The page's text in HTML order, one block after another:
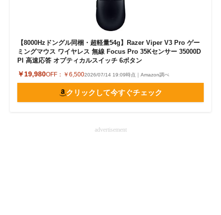
【8000Hzドングル同梱・超軽量54g】Razer Viper V3 Pro ゲー
ミングマウス ワイヤレス 無線 Focus Pro 35Kセンサー 35000D
PI 高速応答 オプティカルスイッチ 6ボタン
￥19,980OFF： ￥6,5002026/07/14 19:09時点｜Amazon調べ
クリックして今すぐチェック
advertisement